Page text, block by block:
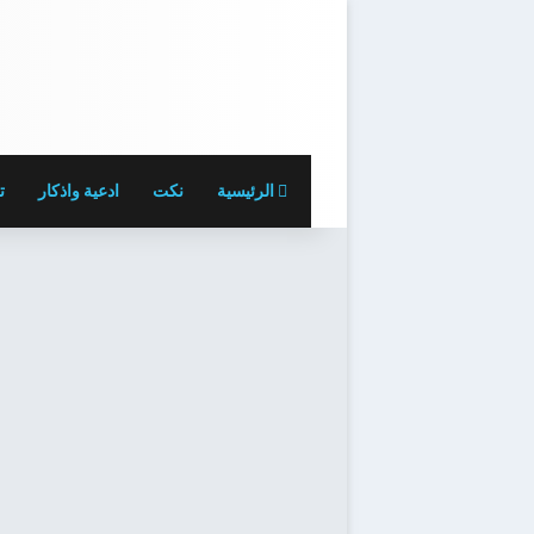
الرئيسية نكت ادعية واذكار